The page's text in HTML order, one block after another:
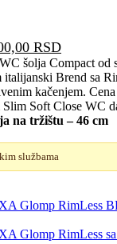
RSD.
RSDTrenutna
cena
je:
šolja Compact od
italijanski Brend sa
kačenjem.
Soft Close WC
na tržištu – 46 cm
službama